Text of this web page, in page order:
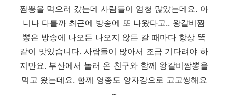
짬뽕을 먹으러 갔는데 사람들이 엄청 많았는데요. 아
니나 다를까 최근에 방송에 또 나왔다고.. 왕갈비짬
뽕은 방송에 나오든 나오지 않든 갈 때마다 항상 똑
같이 맛있습니다. 사람들이 많아서 조금 기다려야 하
지만요. 부산에서 놀러 온 친구와 함께 왕갈비짬뽕을
먹고 왔는데요. 함께 영종도 양자강으로 고고씽해요
~